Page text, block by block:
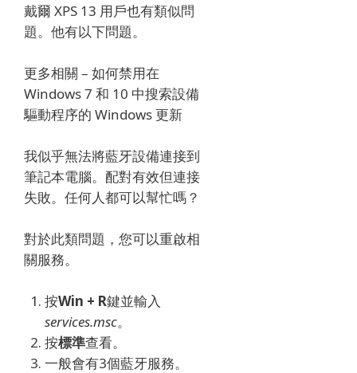
戴爾 XPS 13 用戶也有類似問
題。 他有以下問題。
更多相關 – 如何禁用在
Windows 7 和 10 中搜索設備
驅動程序的 Windows 更新
我似乎無法將藍牙設備連接到
筆記本電腦。 配對有效但連接
失敗。 任何人都可以幫忙嗎？
對於此類問題，您可以重啟相
關服務。
按Win + R鍵並輸入
services.msc。
按標準查看。
一般會有3個藍牙服務。